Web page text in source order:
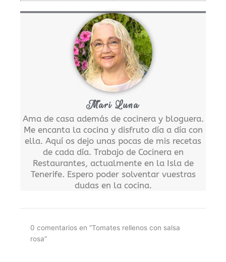
Mari Luna
Ama de casa además de cocinera y bloguera.
Me encanta la cocina y disfruto día a día con
ella. Aquí os dejo unas pocas de mis recetas
de cada día. Trabajo de Cocinera en
Restaurantes, actualmente en la Isla de
Tenerife. Espero poder solventar vuestras
dudas en la cocina.
0 comentarios en “Tomates rellenos con salsa
rosa”